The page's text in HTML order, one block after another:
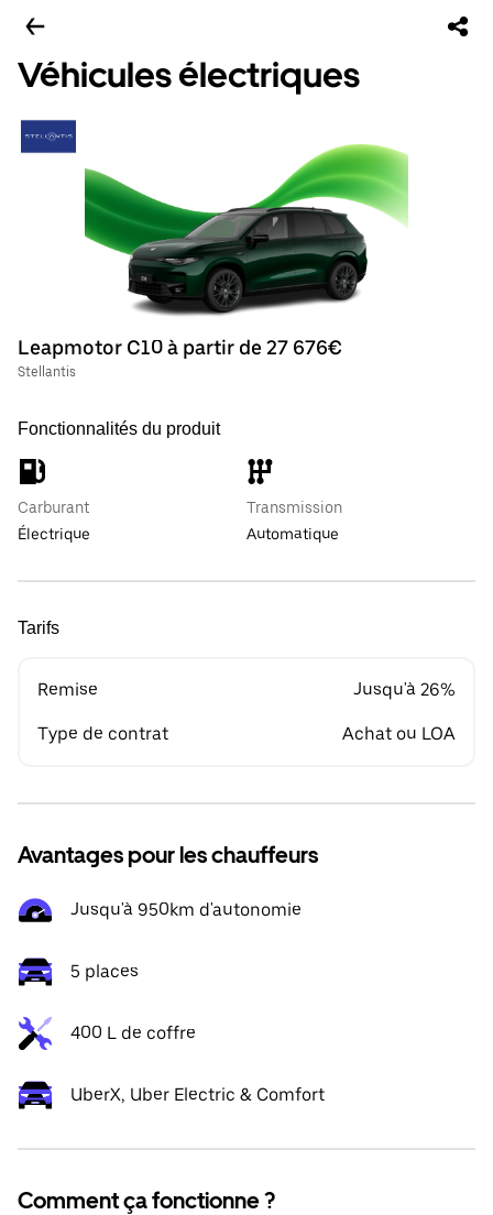
Véhicules électriques
Leapmotor C10 à partir de 27 676€
Stellantis
Fonctionnalités du produit
Carburant
Électrique
Transmission
Automatique
Tarifs
Remise Jusqu'à 26%
Type de contrat Achat ou LOA
Avantages pour les chauffeurs
Jusqu'à 950km d'autonomie
5 places
400 L de coffre
UberX, Uber Electric & Comfort
Comment ça fonctionne ?